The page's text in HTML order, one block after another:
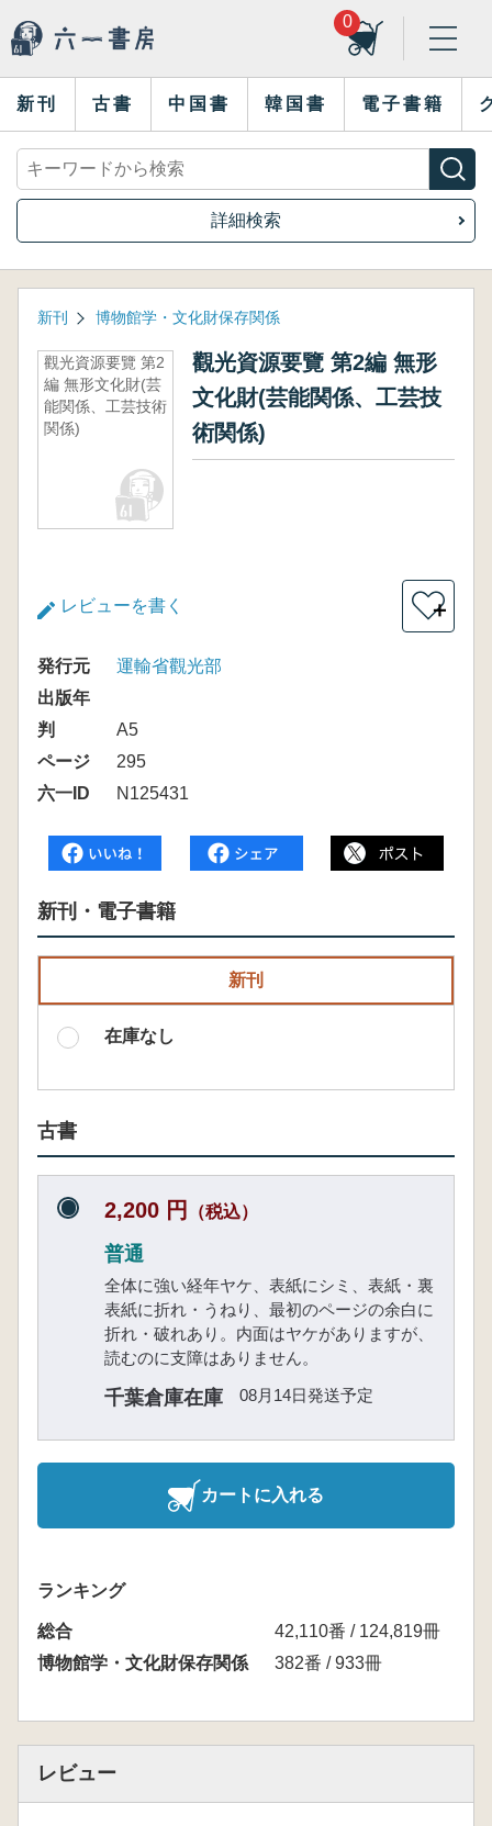
0
新刊 古書 中国書 韓国書 電子書籍
詳細検索
新刊 博物館学・文化財保存関係
觀光資源要覽 第2
編 無形文化財(芸
能関係、工芸技術
関係)
觀光資源要覽 第2編 無形
文化財(芸能関係、工芸技
術関係)
レビューを書く ＋
発行元
運輸省觀光部
出版年
判
A5
ページ
295
六一ID
N125431
新刊・電子書籍
新刊
在庫なし
古書
2,200 円 （税込）
普通
全体に強い経年ヤケ、表紙にシミ、表紙・裏
表紙に折れ・うねり、最初のページの余白に
折れ・破れあり。内面はヤケがありますが、
読むのに支障はありません。
千葉倉庫在庫 08月14日発送予定
カートに入れる
ランキング
総合
42,110番 / 124,819冊
博物館学・文化財保存関係
382番 / 933冊
レビュー